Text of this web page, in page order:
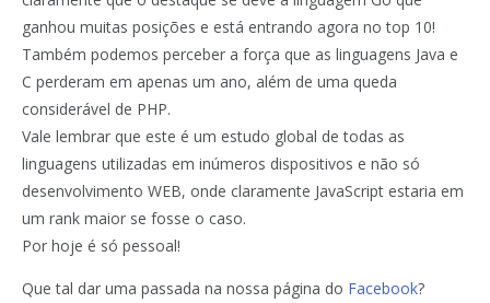
ganhou muitas posições e está entrando agora no top 10!
Também podemos perceber a força que as linguagens Java e
C perderam em apenas um ano, além de uma queda
considerável de PHP.
Vale lembrar que este é um estudo global de todas as
linguagens utilizadas em inúmeros dispositivos e não só
desenvolvimento WEB, onde claramente JavaScript estaria em
um rank maior se fosse o caso.
Por hoje é só pessoal!
Que tal dar uma passada na nossa página do Facebook?